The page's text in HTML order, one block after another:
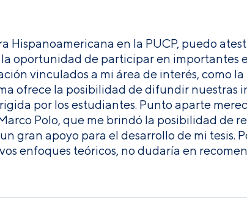
Hispanoamericana en la PUCP, puedo
oportunidad de participar en importantes
vinculados a mi área de interés, como
ofrece la posibilidad de difundir nuestras
por los estudiantes. Punto aparte
Polo, que me brindó la posibilidad de
gran apoyo para el desarrollo de mi tesis.
enfoques teóricos, no dudaría en